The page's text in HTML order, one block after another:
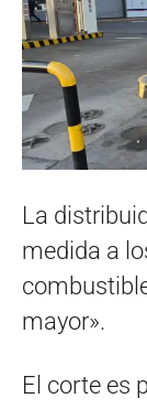
La
medida a
mayor».
El corte es